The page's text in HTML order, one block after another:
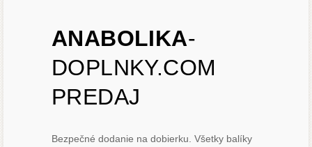
ANABOLIKA-
DOPLNKY.COM
PREDAJ
Bezpečné dodanie na dobierku. Všetky balíky